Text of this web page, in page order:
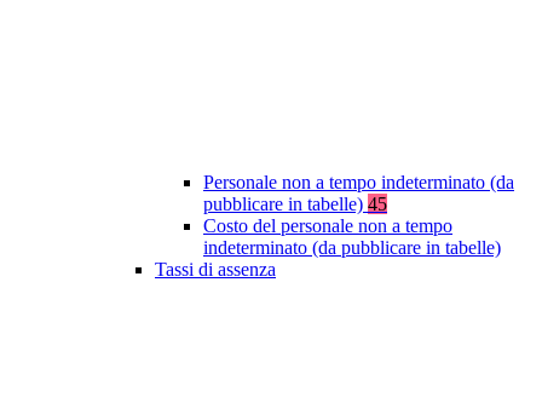
Personale non a tempo indeterminato (da
pubblicare in tabelle) 45
Costo del personale non a tempo
indeterminato (da pubblicare in tabelle)
Tassi di assenza